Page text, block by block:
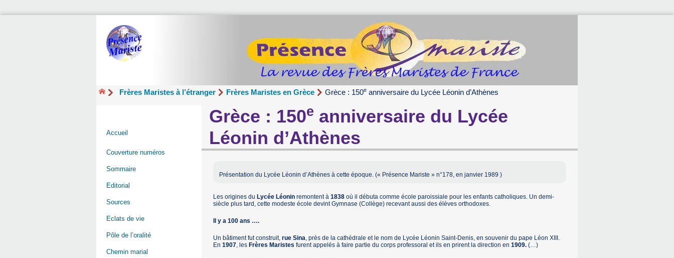
Frères Maristes à l’étranger Frères Maristes en Grèce Grèce : 150e anniversaire du Lycée Léonin d’Athènes
Grèce : 150e anniversaire du Lycée
Léonin d’Athènes
Présentation du Lycée Léonin d’Athènes à cette époque. (« Présence Mariste » n°178, en janvier 1989 )
Les origines du Lycée Léoninremontent à 1838où il débuta comme école paroissiale pour les enfants catholiques. Un demi-
siècle plus tard, cette modeste école devint Gymnase (Collège) recevant aussi des élèves orthodoxes.
Il y a 100 ans ….
Un bâtiment fut construit, rue Sina, près de la cathédrale et le nom de Lycée Léonin Saint-Denis, en souvenir du pape Léon XIII.
En 1907, les Frères Maristes furent appelés à faire partie du corps professoral et ils en prirent la direction en 1909.(…)
Accueil
Couverture numéros
Sommaire
Editorial
Sources
Eclats de vie
Pôle de l’oralité
Chemin marial